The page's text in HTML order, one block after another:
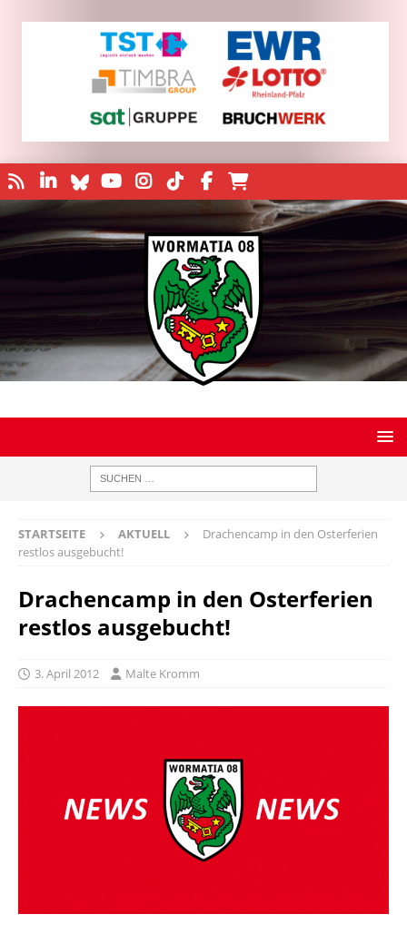
STARTSEITE AKTUELL
Drachencamp in den Osterferien
restlos ausgebucht!
Drachencamp in den Osterferien
restlos ausgebucht!
3. April 2012 Malte Kromm